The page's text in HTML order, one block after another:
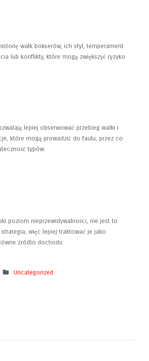
walk bokserów, ich styl, temperament
lub konflikty, które mogą zwiększyć ryzyko
lepiej obserwować przebieg walki i
które mogą prowadzić do faulu, przez co
typów.
poziom nieprzewidywalności, nie jest to
więc lepiej traktować je jako
źródło dochodu.
Uncategorized